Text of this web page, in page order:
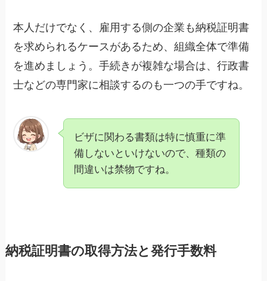
本人だけでなく、雇用する側の企業も納税証明書
を求められるケースがあるため、組織全体で準備
を進めましょう。手続きが複雑な場合は、行政書
士などの専門家に相談するのも一つの手ですね。
ビザに関わる書類は特に慎重に準
備しないといけないので、種類の
間違いは禁物ですね。
納税証明書の取得方法と発行手数料